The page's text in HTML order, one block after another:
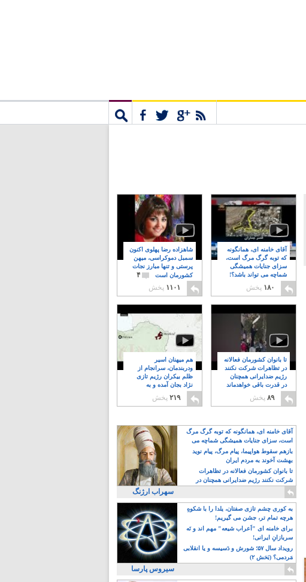
شاهزاده رضا پهلوی اکنون
سمبل دموکراسی، میهن
پرستی و تنها مبارز نجات
کشورمان است
۴
۱۱۰۱ پخش
آقای خامنه ای، همانگونه
که توبه گرگ مرگ است،
سزای جنایات همیشگی
شماچه می تواند باشد؟!
۸
۱۸۰ پخش
هم میهنان اسیر
ودربندمان، سرانجام از
ظلم بیکران رژیم تازی
نژاد بجان آمده و به
۲۱۹ پخش
تا بانوان کشورمان فعالانه
در تظاهرات شرکت نکنند
رژیم ضدایرانی همچنان
در قدرت باقی خواهدماند
۸
۸۹ پخش
آقای خامنه ای، همانگونه که توبه گرگ مرگ
است، سزای جنایات همیشگی شماچه می
تواند باشد؟!
بازهم سقوط هواپیما، پیام مرگ، پیام نوید
بهشت آخوند به مردم ایران
تا بانوان کشورمان فعالانه در تظاهرات
شرکت نکنند رژیم ضدایرانی همچنان در
قدرت باقی خواهدماند
سهراب ارژنگ
به کوری چشم تازی صفتان، یلدا را با شکوهِ
هرچه تمام تر، جشن می گیریم!
برای خامنه ای "اَعراب شیعه" مهم اند و نَه
سربازانِ ایرانی!
رویداد سال ۵۷؛ شورش و دَسیسه و یا انقلابی
مَردمی؟ (بَخش ۲)
سیروس پارسا